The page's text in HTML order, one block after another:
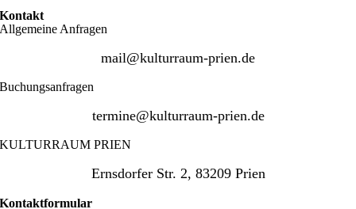
Kontakt
Allgemeine Anfragen
mail@kulturraum-prien.de
Buchungsanfragen
termine@kulturraum-prien.de
KULTURRAUM PRIEN
Ernsdorfer Str. 2, 83209 Prien
Kontaktformular